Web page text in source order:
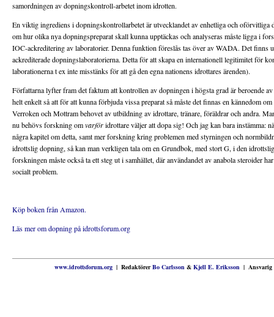
samordningen av dopningskontroll-arbetet inom idrotten.
En viktig ingrediens i dopningskontrollarbetet är utvecklandet av enhetliga och oförvitliga
om hur olika nya dopningspreparat skall kunna upptäckas och analyseras måste ligga i
IOC-ackreditering av laboratorier. Denna funktion föreslås tas över av WADA. Det finns
ackrediterade dopningslaboratorierna. Detta för att skapa en internationell legitimitet för
laborationerna t ex inte misstänks för att gå den egna nationens idrottares ärenden).
Författarna lyfter fram det faktum att kontrollen av dopningen i högsta grad är beroende
helt enkelt så att för att kunna förbjuda vissa preparat så måste det finnas en kännedom
Verroken och Mottram behovet av utbildning av idrottare, tränare, föräldrar och andra.
nu behövs forskning omvarföridrottare väljer att dopa sig! Och jag kan bara instämma:
några kapitel om detta, samt mer forskning kring problemen med styrningen och
idrottslig dopning, så kan man verkligen tala om en Grundbok, med stort G, i den
forskningen måste också ta ett steg ut i samhället, där användandet av anabola steroider
socialt problem.
Köp boken från Amazon.
Läs mer om dopning på idrottsforum.org
www.idrottsforum.org| RedaktörerBo Carlsson& Kjell E. Eriksson| Ansvarig